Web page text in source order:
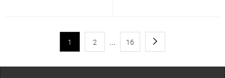
1 2 ... 16